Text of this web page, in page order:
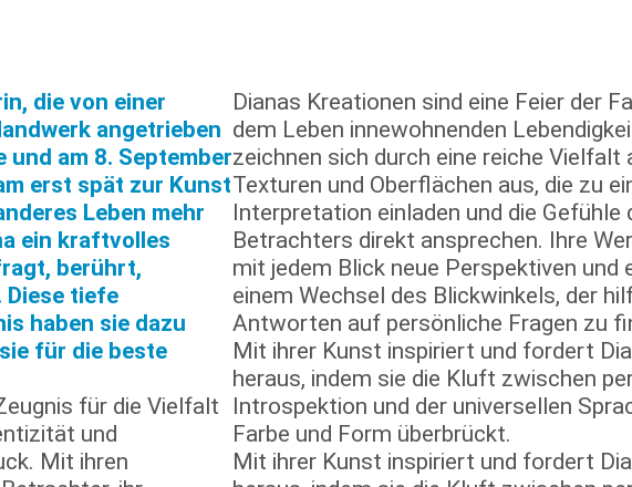
die von einer
angetrieben
und am 8. September
erst spät zur Kunst
Leben mehr
ein kraftvolles
berührt,
tiefe
haben sie dazu
für die beste
für die Vielfalt
und
Mit ihren
Dianas Kreationen sind eine Feier der
dem Leben innewohnenden
zeichnen sich durch eine reiche Vielfalt
Texturen und Oberflächen aus, die zu
Interpretation einladen und die Gefühle
Betrachters direkt ansprechen. Ihre
mit jedem Blick neue Perspektiven und
einem Wechsel des Blickwinkels, der
Antworten auf persönliche Fragen zu
Mit ihrer Kunst inspiriert und fordert
heraus, indem sie die Kluft zwischen
Introspektion und der universellen
Farbe und Form überbrückt.
Mit ihrer Kunst inspiriert und fordert